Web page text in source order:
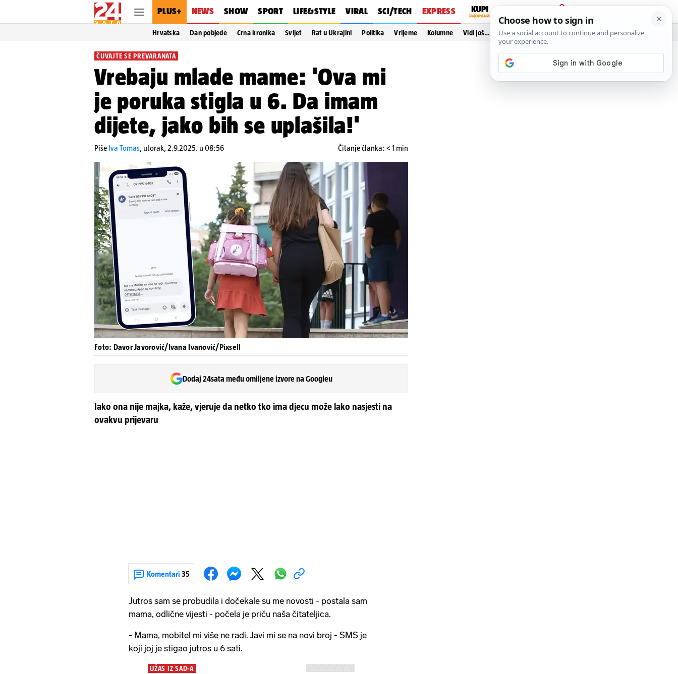
PLUS+ NEWS SHOW SPORT LIFE&STYLE VIRAL SCI/TECH EXPRESS
PRIJAVA
Hrvatska Dan pobjede Crna kronika Svijet Rat u Ukrajini Politika Vrijeme Kolumne Vidi još…
ČUVAJTE SE PREVARANATA
Vrebaju mlade mame: 'Ova mi
je poruka stigla u 6. Da imam
dijete, jako bih se uplašila!'
Piše Iva Tomas, utorak, 2.9.2025. u 08:56 Čitanje članka: < 1 min
Foto: Davor Javorović/Ivana Ivanović/Pixsell
Dodaj 24sata među omiljene izvore na Googleu
Iako ona nije majka, kaže, vjeruje da netko tko ima djecu može lako nasjesti na
ovakvu prijevaru
Komentari 35
Jutros sam se probudila i dočekale su me novosti - postala sam
mama, odlične vijesti - počela je priču naša čitateljica.
- Mama, mobitel mi više ne radi. Javi mi se na novi broj - SMS je
koji joj je stigao jutros u 6 sati.
UŽAS IZ SAD-A